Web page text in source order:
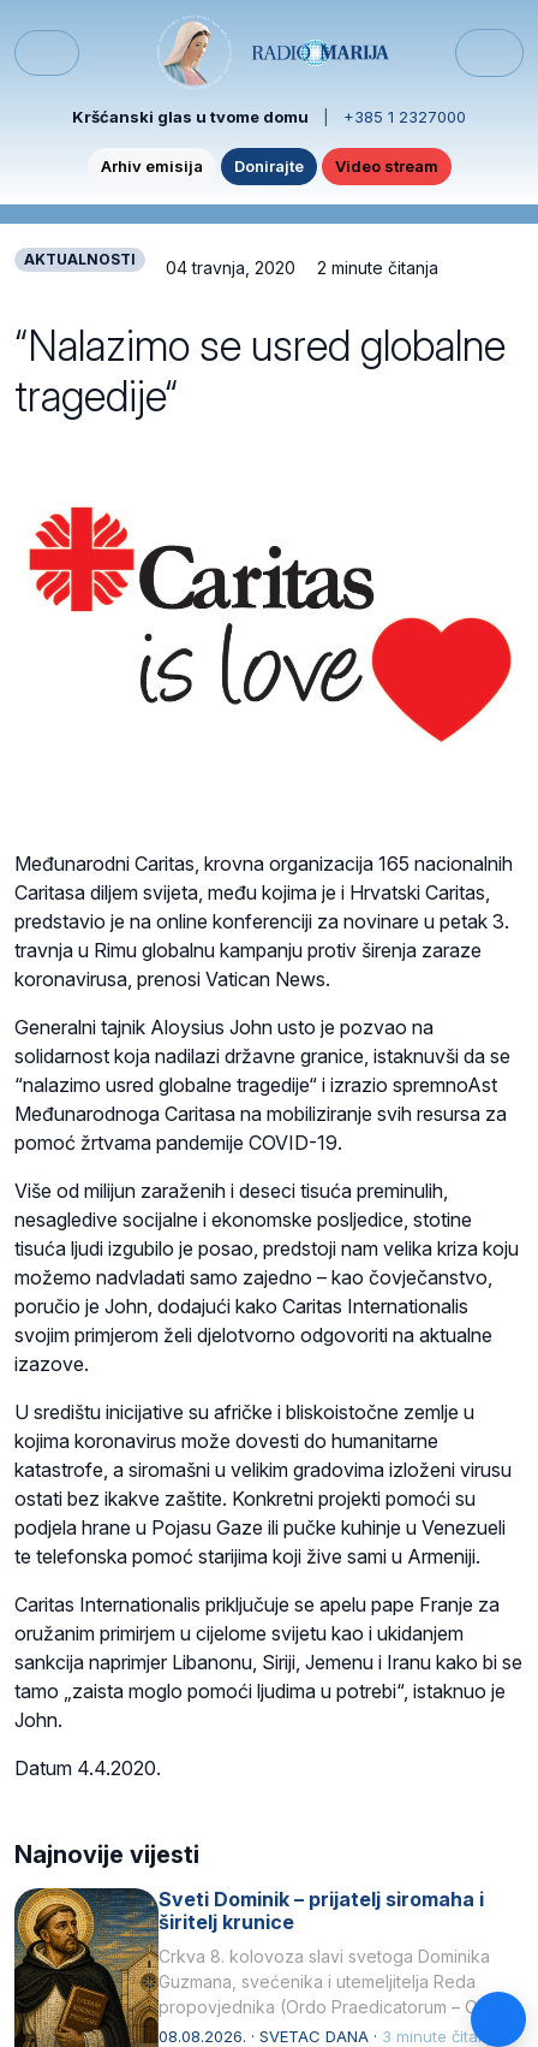
Menu
Kršćanski glas u tvome domu +385 1 2327000
Arhiv emisija Donirajte Video stream
AKTUALNOSTI 04 travnja, 2020 2 minute čitanja
“Nalazimo se usred globalne
tragedije“
Međunarodni Caritas, krovna organizacija 165 nacionalnih
Caritasa diljem svijeta, među kojima je i Hrvatski Caritas,
predstavio je na online konferenciji za novinare u petak 3.
travnja u Rimu globalnu kampanju protiv širenja zaraze
koronavirusa, prenosi Vatican News.
Generalni tajnik Aloysius John usto je pozvao na
solidarnost koja nadilazi državne granice, istaknuvši da se
“nalazimo usred globalne tragedije“ i izrazio spremnoAst
Međunarodnoga Caritasa na mobiliziranje svih resursa za
pomoć žrtvama pandemije COVID-19.
Više od milijun zaraženih i deseci tisuća preminulih,
nesagledive socijalne i ekonomske posljedice, stotine
tisuća ljudi izgubilo je posao, predstoji nam velika kriza koju
možemo nadvladati samo zajedno – kao čovječanstvo,
poručio je John, dodajući kako Caritas Internationalis
svojim primjerom želi djelotvorno odgovoriti na aktualne
izazove.
U središtu inicijative su afričke i bliskoistočne zemlje u
kojima koronavirus može dovesti do humanitarne
katastrofe, a siromašni u velikim gradovima izloženi virusu
ostati bez ikakve zaštite. Konkretni projekti pomoći su
podjela hrane u Pojasu Gaze ili pučke kuhinje u Venezueli
te telefonska pomoć starijima koji žive sami u Armeniji.
Caritas Internationalis priključuje se apelu pape Franje za
oružanim primirjem u cijelome svijetu kao i ukidanjem
sankcija naprimjer Libanonu, Siriji, Jemenu i Iranu kako bi se
tamo „zaista moglo pomoći ljudima u potrebi“, istaknuo je
John.
Datum 4.4.2020.
Najnovije vijesti
Sveti Dominik – prijatelj siromaha i
širitelj krunice
Crkva 8. kolovoza slavi svetoga Dominika
Guzmana, svećenika i utemeljitelja Reda
propovjednika (Ordo Praedicatorum – OP).
Svojim životom, dubokom ljubavlju prema
08.08.2026. · SVETAC DANA · 3 minute čitanja